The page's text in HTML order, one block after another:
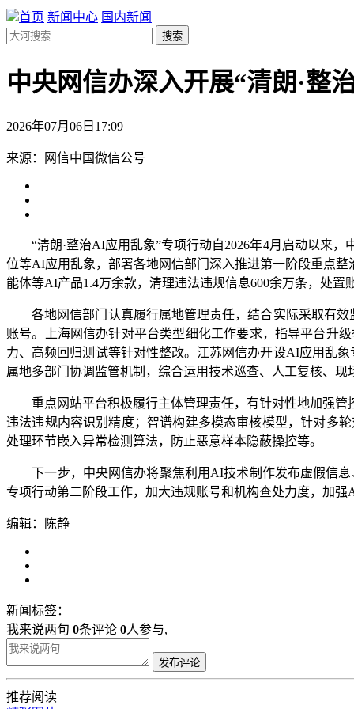
首页 新闻中心 国内新闻
搜索
中央网信办深入开展“清朗·整
2026年07月06日17:09
来源：网信中国微信公号
“清朗·整治AI应用乱象”专项行动自2026年4月启动以来，
位等AI应用乱象，部署各地网信部门深入推进第一阶段重点
能体等AI产品1.4万余款，清理违法违规信息600余万条，处
各地网信部门认真履行属地管理责任，结合实际采取有效
账号。上海网信办针对平台类型细化工作要求，指导平台升
力、高频回归测试等针对性整改。江苏网信办开设AI应用乱
属地多部门协调监管机制，综合运用技术巡查、人工复核、
重点网站平台积极履行主体管理责任，有针对性地加强管
违法违规内容识别精度；智谱构建多模态审核模型，针对多
处理环节嵌入异常检测算法，防止恶意样本隐蔽操控等。
下一步，中央网信办将聚焦利用AI技术制作发布虚假信息
专项行动第二阶段工作，加大违规账号和机构查处力度，加
编辑：陈静
新闻标签：
我来说两句 0条评论 0人参与,
发布评论
推荐阅读